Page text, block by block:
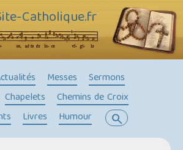
Catholique.fr
Messes
Sermons
Chapelets
Chemins de Croix
Livres Humour search